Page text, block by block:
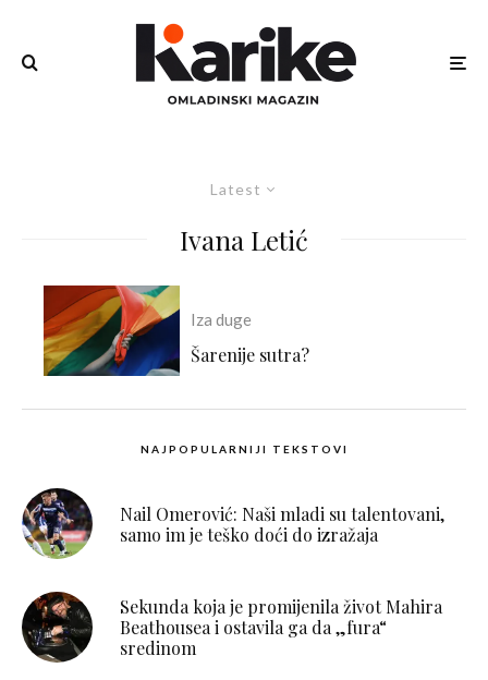
Latest
Ivana Letić
Iza duge
Šarenije sutra?
NAJPOPULARNIJI TEKSTOVI
Nail Omerović: Naši mladi su talentovani,
samo im je teško doći do izražaja
Sekunda koja je promijenila život Mahira
Beathousea i ostavila ga da „fura“
sredinom